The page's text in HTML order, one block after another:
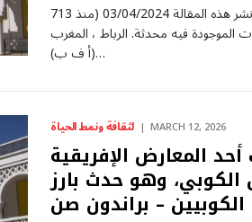
مرحبًا أيها المسافر عبر الزمن!تم نشر هذه المقالة 03/04/2024 (منذ 713
الموجودة فيه محدثة. الرباط ، المغرب
(أ ف ب)…
لثقافة ونمط الحياة MARCH 12, 2026
المعارض الإفريقية
الكوبي، وهو حدث بارز
الكوبيين – براندون صن